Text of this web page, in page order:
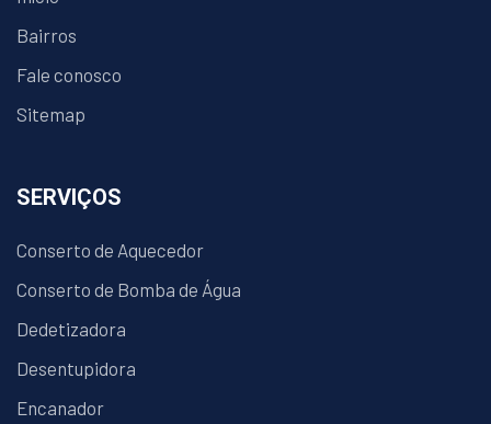
Bairros
Fale conosco
Sitemap
SERVIÇOS
Conserto de Aquecedor
Conserto de Bomba de Água
Dedetizadora
Desentupidora
Encanador